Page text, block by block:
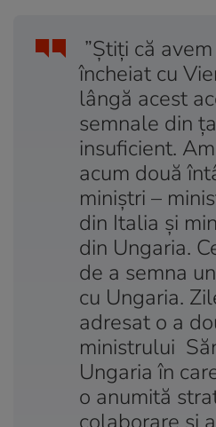
”Știţi că
încheiat cu
lângă acest
semnale din
insuficient.
acum două
miniştri –
din Italia şi
din Ungaria.
de a semna
cu Ungaria.
adresat o a
ministrului
Ungaria în
o anumită